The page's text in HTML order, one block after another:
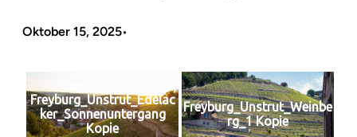
Oktober 15, 2025•
Freyburg_Unstrut_Edelac
ker_Sonnenuntergang
Kopie
Freyburg_Unstrut_Weinbe
rg_1 Kopie